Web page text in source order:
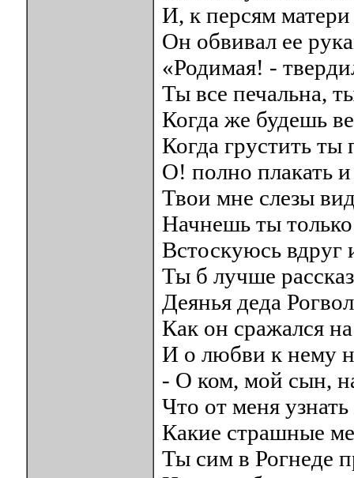
И, к персям
Он обвивал ее
«Родимая! -
Ты все печальна,
Когда же будешь
Когда грустить ты
О! полно плакать и
Твои мне слезы
Начнешь ты только
Встоскуюсь вдруг
Ты б лучше
Деянья деда
Как он сражался
И о любви к нему
- О ком, мой сын,
Что от меня
Какие страшные
Ты сим в Рогнеде